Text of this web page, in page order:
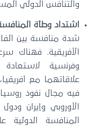
والتنافس الدولي
اشتداد وطأة
شدة منافسة بين
الأفريقية. فهناك
وفرنسية لاستعادة
علاقاتهما مع
فيه مجال نفوذ روسيا
الأوروبي وإيران
المنافسة الدولية